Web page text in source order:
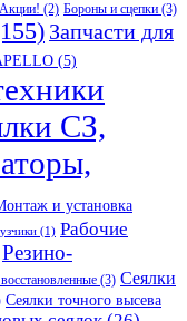
Акции! (2) Бороны и сцепки (3)
Запчасти для
(5)
СЗ,
и установка
(1) Рабочие
Резино-
(3) Сеялки
Сеялки точного высева